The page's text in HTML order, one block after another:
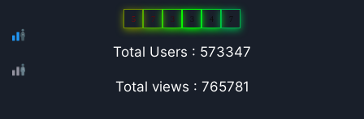
5 7 7
Total Users : 573347
Total views : 765781